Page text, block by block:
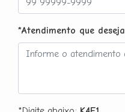
*Atendimento que deseja